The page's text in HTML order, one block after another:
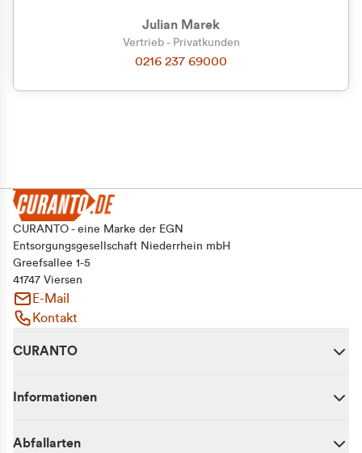
Julian Marek
Vertrieb - Privatkunden
0216 237 69000
CURANTO - eine Marke der EGN
Entsorgungsgesellschaft Niederrhein mbH
Greefsallee 1-5
41747 Viersen
E-Mail
Kontakt
CURANTO
Informationen
Abfallarten